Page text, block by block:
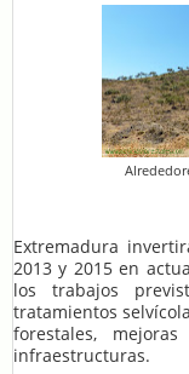
Extremadura
2013 y 2015 en
los trabajos
tratamientos
forestales,
infraestructuras.